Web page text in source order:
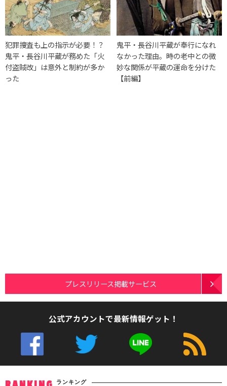
犯罪捜査も上の指示が必要！？
鬼平・長谷川平蔵が務めた「火
付盗賊改」は意外と制約が多か
った
鬼平・長谷川平蔵が奉行になれ
なかった理由。時の老中との微
妙な関係が平蔵の運命を分けた
【前編】
プレスリリース掲載サービス
公式アカウントで最新情報ゲット！
ランキング